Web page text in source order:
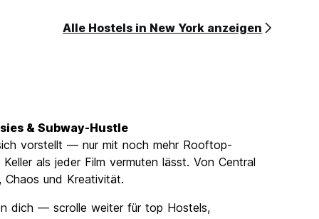
Alle Hostels in New York anzeigen
& Subway-Hustle
vorstellt — nur mit noch mehr Rooftop-
als jeder Film vermuten lässt. Von Central
und Kreativität.
dich — scrolle weiter für top Hostels,